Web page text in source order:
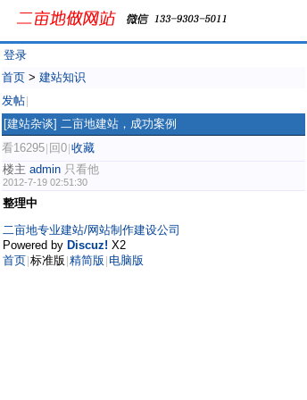
登录
首页 > 建站知识
发帖
[建站杂谈] 二亩地建站，成功案例
看16295 回0 收藏
楼主 admin 只看他
2012-7-19 02:51:30
整理中
二亩地专业建站/网站制作建设公司
Powered by Discuz! X2
首页 标准版 精简版 电脑版